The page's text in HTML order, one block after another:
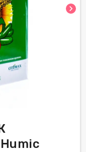
chevron_right